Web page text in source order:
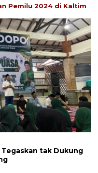
Pemilu 2024 di Kaltim
Tegaskan tak Dukung